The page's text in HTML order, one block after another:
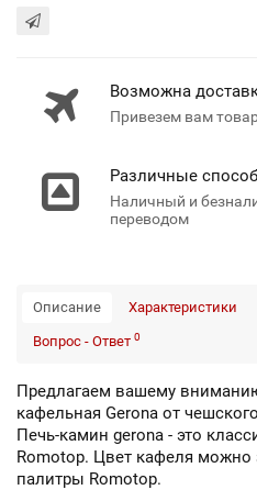
Возможна
Привезем вам
Различные
Наличный и
переводом
Описание Характеристики
Вопрос - Ответ 0
Предлагаем вашему
кафельная Gerona от
Печь-камин gerona - это
Romotop. Цвет кафеля можно
палитры Romotop.